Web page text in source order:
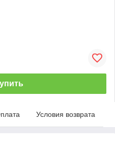
Условия возврата